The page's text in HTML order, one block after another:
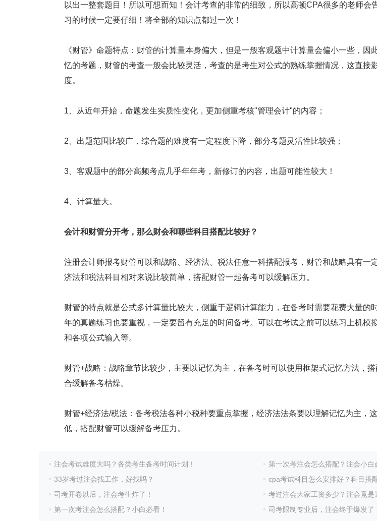
以出一整套题目！所以可想而知！会计考查的非常的细致，所以高顿CPA很多的老师会
习的时候一定要仔细！将全部的知识点都过一次！
《财管》命题特点：财管的计算量本身偏大，但是一般客观题中计算量会偏小一些，因
忆的考题，财管的考查一般会比较灵活，考查的是考生对公式的熟练掌握情况，这直接
度。
1、从近年开始，命题发生实质性变化，更加侧重考核"管理会计"的内容；
2、出题范围比较广，综合题的难度有一定程度下降，部分考题灵活性比较强；
3、客观题中的部分高频考点几乎年年考，新修订的内容，出题可能性较大！
4、计算量大。
会计和财管分开考，那么财会和哪些科目搭配比较好？
注册会计师报考财管可以和战略、经济法、税法任意一科搭配报考，财管和战略具有一
济法和税法科目相对来说比较简单，搭配财管一起备考可以缓解压力。
财管的特点就是公式多计算量比较大，侧重于逻辑计算能力，在备考时需要花费大量的
年的真题练习也要重视，一定要留有充足的时间备考。可以在考试之前可以练习上机模
和各项公式输入等。
财管+战略：战略章节比较少，主要以记忆为主，在备考时可以使用框架式记忆方法，
合缓解备考枯燥。
财管+经济法/税法：备考税法各种小税种要重点掌握，经济法法条要以理解记忆为主，
低，搭配财管可以缓解备考压力。
注会考试难度大吗？各类考生备考时间计划！
第一次考注会怎么搭配？注会小白
33岁考过注会找工作，好找吗？
cpa考试科目怎么安排好？科目搭
司考开卷以后，注会考生炸了！
考过注会大家工资多少？注会竟是
第一次考注会怎么搭配？小白必看！
司考限制专业后，注会终于爆发了